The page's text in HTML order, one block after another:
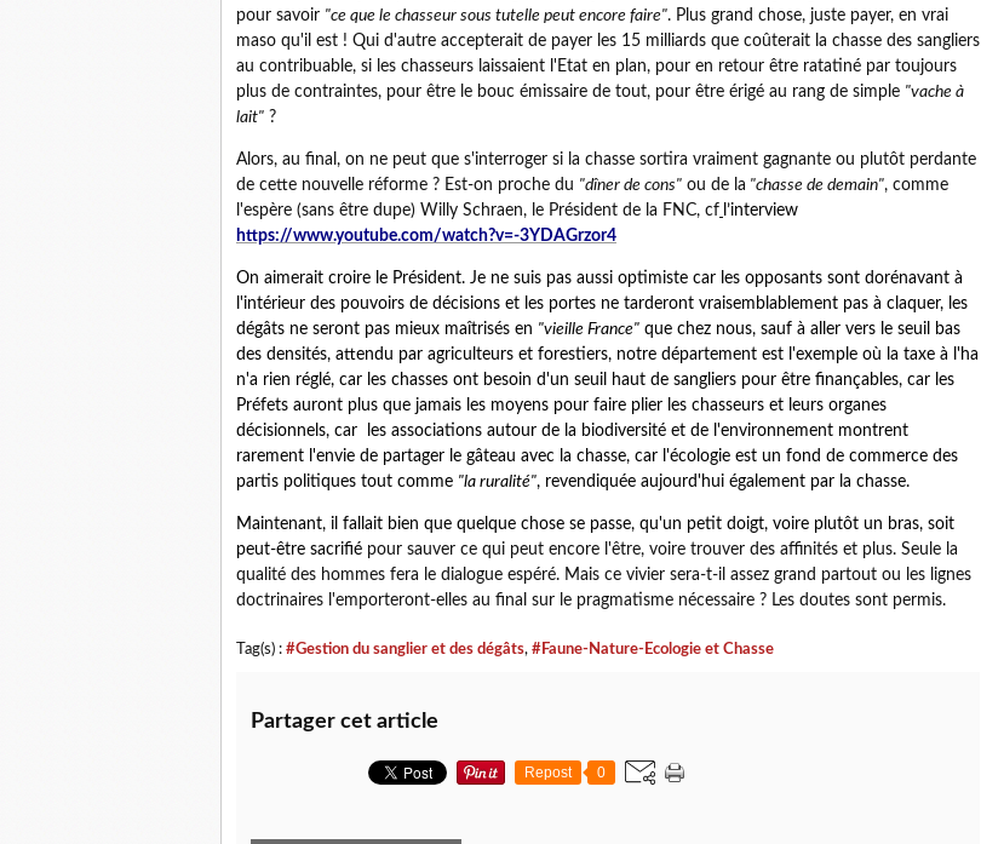
pour savoir "ce que le chasseur sous tutelle peut encore faire". Plus grand chose, juste payer, en vrai
maso qu'il est ! Qui d'autre accepterait de payer les 15 milliards que coûterait la chasse des sangliers
au contribuable, si les chasseurs laissaient l'Etat en plan, pour en retour être ratatiné par toujours
plus de contraintes, pour être le bouc émissaire de tout, pour être érigé au rang de simple "vache à
lait" ?
Alors, au final, on ne peut que s'interroger si la chasse sortira vraiment gagnante ou plutôt perdante
de cette nouvelle réforme ? Est-on proche du "dîner de cons" ou de la "chasse de demain", comme
l'espère (sans être dupe) Willy Schraen, le Président de la FNC, cf l’interview
https://www.youtube.com/watch?v=-3YDAGrzor4
On aimerait croire le Président. Je ne suis pas aussi optimiste car les opposants sont dorénavant à
l'intérieur des pouvoirs de décisions et les portes ne tarderont vraisemblablement pas à claquer, les
dégâts ne seront pas mieux maîtrisés en "vieille France" que chez nous, sauf à aller vers le seuil bas
des densités, attendu par agriculteurs et forestiers, notre département est l'exemple où la taxe à l'ha
n'a rien réglé, car les chasses ont besoin d'un seuil haut de sangliers pour être finançables, car les
Préfets auront plus que jamais les moyens pour faire plier les chasseurs et leurs organes
décisionnels, car les associations autour de la biodiversité et de l'environnement montrent
rarement l'envie de partager le gâteau avec la chasse, car l'écologie est un fond de commerce des
partis politiques tout comme "la ruralité", revendiquée aujourd'hui également par la chasse.
Maintenant, il fallait bien que quelque chose se passe, qu'un petit doigt, voire plutôt un bras, soit
peut-être sacrifié pour sauver ce qui peut encore l'être, voire trouver des affinités et plus. Seule la
qualité des hommes fera le dialogue espéré. Mais ce vivier sera-t-il assez grand partout ou les lignes
doctrinaires l'emporteront-elles au final sur le pragmatisme nécessaire ? Les doutes sont permis.
Tag(s) : #Gestion du sanglier et des dégâts, #Faune-Nature-Ecologie et Chasse
Partager cet article
Repost 0